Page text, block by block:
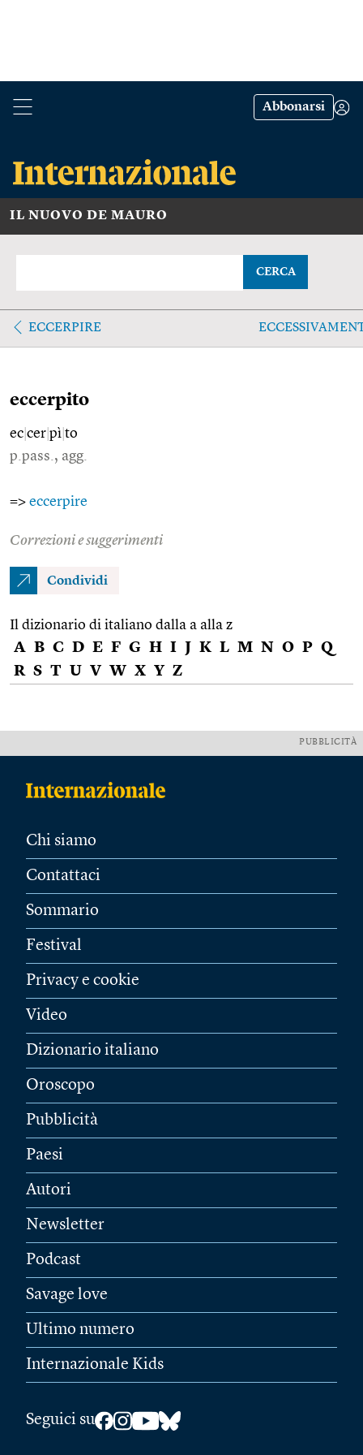
Abbonarsi
IL NUOVO DE MAURO
CERCA
ECCERPIRE
eccerpito
ec cer pì to
p.pass., agg.
=> eccerpire
Correzioni e suggerimenti
Condividi
Il dizionario di italiano dalla a alla z
A B C D E F G H I J K L M N O P Q
R S T U V W X Y Z
PUBBLICITÀ
Chi siamo
Contattaci
Sommario
Festival
Privacy e cookie
Video
Dizionario italiano
Oroscopo
Pubblicità
Paesi
Autori
Newsletter
Podcast
Savage love
Ultimo numero
Internazionale Kids
Seguici su